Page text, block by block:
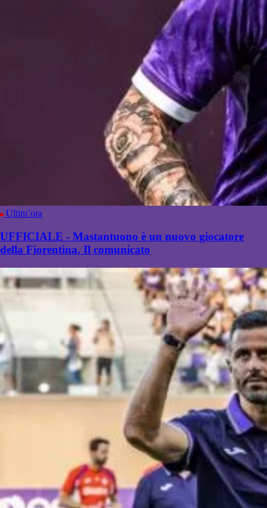
Ultim’ora
UFFICIALE - Mastantuono è un nuovo giocatore
della Fiorentina. Il comunicato